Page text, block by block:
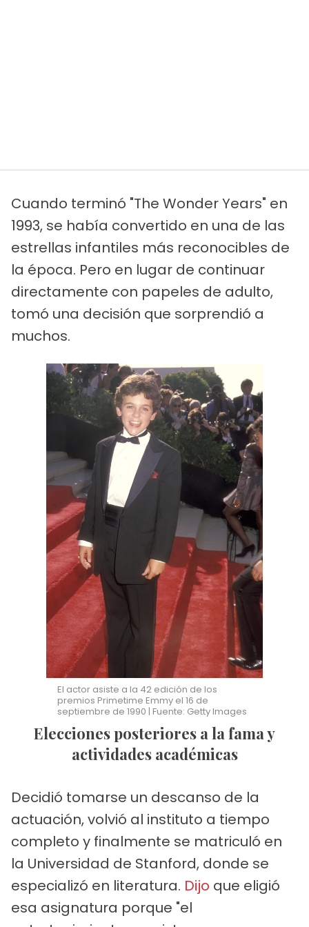
Cuando terminó "The Wonder Years" en
1993, se había convertido en una de las
estrellas infantiles más reconocibles de
la época. Pero en lugar de continuar
directamente con papeles de adulto,
tomó una decisión que sorprendió a
muchos.
El actor asiste a la 42 edición de los
premios Primetime Emmy el 16 de
septiembre de 1990 | Fuente: Getty Images
Elecciones posteriores a la fama y
actividades académicas
Decidió tomarse un descanso de la
actuación, volvió al instituto a tiempo
completo y finalmente se matriculó en
la Universidad de Stanford, donde se
especializó en literatura. Dijo que eligió
esa asignatura porque "el